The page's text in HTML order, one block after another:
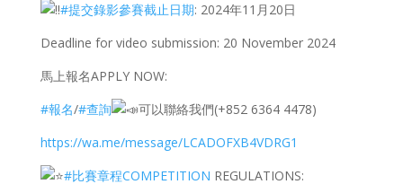
#提交錄影參賽截止日期: 2024年11月20日
Deadline for video submission: 20 November 2024
馬上報名APPLY NOW:
#報名/#查詢
可以聯絡我們(+852 6364 4478)
https://wa.me/message/LCADOFXB4VDRG1
#比賽章程COMPETITION REGULATIONS: